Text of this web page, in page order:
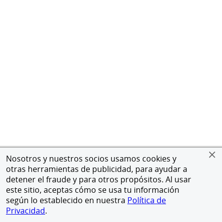
Nosotros y nuestros socios usamos cookies y
otras herramientas de publicidad, para ayudar a
detener el fraude y para otros propósitos. Al usar
este sitio, aceptas cómo se usa tu información
según lo establecido en nuestra Política de
Privacidad.